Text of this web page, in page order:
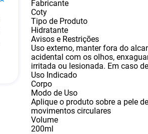
Fabricante
Coty
Tipo de Produto
Hidratante
Avisos e Restrições
Uso externo, manter fora do
acidental com os olhos,
irritada ou lesionada. Em caso
Uso Indicado
Corpo
Modo de Uso
Aplique o produto sobre a pele
movimentos circulares
Volume
200ml